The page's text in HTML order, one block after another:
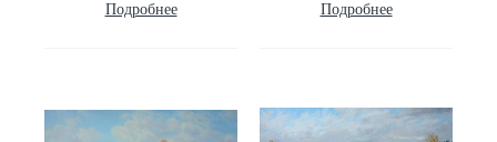
Подробнее Подробнее